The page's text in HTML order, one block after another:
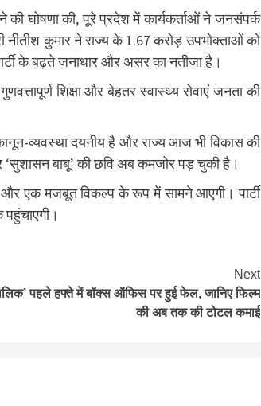
की घोषणा की, पूरे प्रदेश में कार्यकर्ताओं ने जनसंपर्क
कुमार ने राज्य के 1.67 करोड़ उपभोक्ताओं को
के बढ़ते जनाधार और असर का नतीजा है।
शिक्षा और बेहतर स्वास्थ्य सेवाएं जनता की
व्यवस्था दयनीय है और राज्य आज भी विकास की
‘सुशासन बाबू’ की छवि अब कमजोर पड़ चुकी है।
और एक मजबूत विकल्प के रूप में सामने आएगी। पार्टी
Next
पहले हफ्ते में बॉक्स ऑफिस पर हुई फेल, जानिए फिल्म
की अब तक की टोटल कमाई